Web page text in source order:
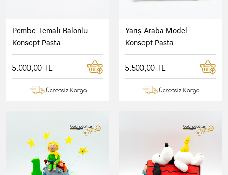
Pembe Temalı Balonlu
Konsept Pasta
5.000,00 TL
Ücretsiz Kargo
Yarış Araba Model
Konsept Pasta
5.500,00 TL
Ücretsiz Kargo